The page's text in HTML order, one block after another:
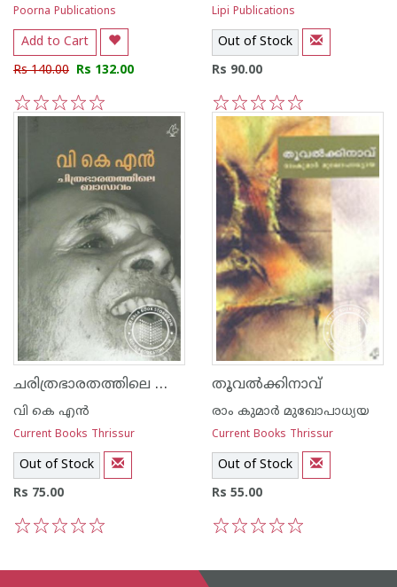
Poorna Publications
Add to Cart
Rs 140.00 Rs 132.00
5
4
3
2
1
Lipi Publications
Out of Stock
Rs 90.00
5
4
3
2
1
ചരിത്രഭാരതത്തിലെ ബാന്ധവം
വി കെ എന്‍
Current Books Thrissur
Out of Stock
Rs 75.00
തൂവല്‍ക്കിനാവ്‌
രാം കുമാര്‍ മുഖോപാധ്യയ
Current Books Thrissur
Out of Stock
Rs 55.00